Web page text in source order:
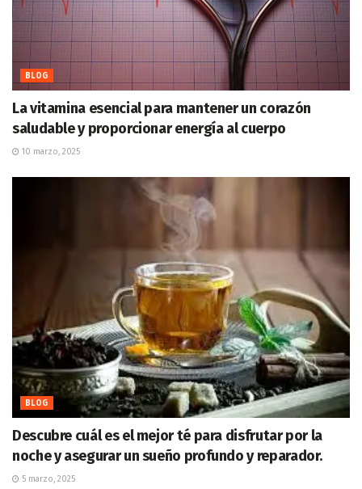
BLOG
La vitamina esencial para mantener un corazón
saludable y proporcionar energía al cuerpo
10 marzo, 2025
BLOG
Descubre cuál es el mejor té para disfrutar por la
noche y asegurar un sueño profundo y reparador.
5 marzo, 2025